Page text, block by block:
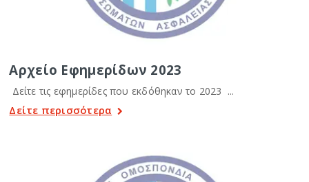
Αρχείο Εφημερίδων 2023
Δείτε τις εφημερίδες που εκδόθηκαν το 2023 ...
Δείτε περισσότερα